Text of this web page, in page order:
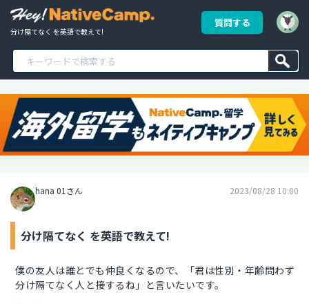
分け隔てなく を英語で教えて!
質問する
hana 01さん 2023/08/28 10:00
分け隔てなく を英語で教えて!
僕の友人は誰とでも仲良くなるので、「君は性別・年齢問わず
分け隔てなく人と接するね」と言いたいです。